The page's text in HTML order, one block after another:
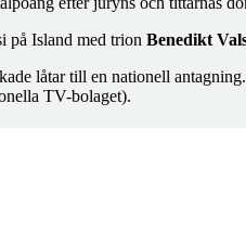
på Island med trion Benedikt
låtar till en nationell
TV-bolaget).